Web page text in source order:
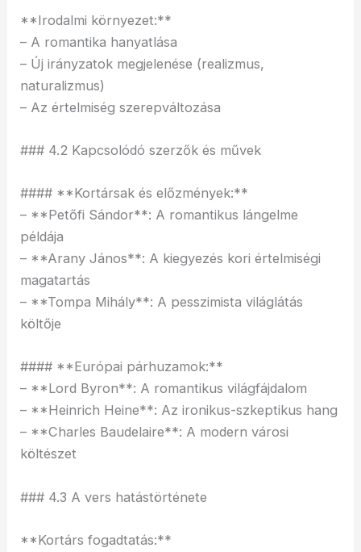
**Irodalmi környezet:**
– A romantika hanyatlása
– Új irányzatok megjelenése (realizmus,
naturalizmus)
– Az értelmiség szerepváltozása
### 4.2 Kapcsolódó szerzők és művek
#### **Kortársak és előzmények:**
– **Petőfi Sándor**: A romantikus lángelme
példája
– **Arany János**: A kiegyezés kori értelmiségi
magatartás
– **Tompa Mihály**: A pesszimista világlátás
költője
#### **Európai párhuzamok:**
– **Lord Byron**: A romantikus világfájdalom
– **Heinrich Heine**: Az ironikus-szkeptikus hang
– **Charles Baudelaire**: A modern városi
költészet
### 4.3 A vers hatástörténete
**Kortárs fogadtatás:**